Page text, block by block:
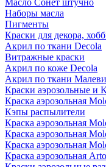
Масло Сонет штучно
Наборы масла
Пигменты
Краски для декора,
Акрил по ткани Decola
Витражные краски
Акрил по коже Decola
Акрил по ткани
Краски аэрозольные и
Краска аэрозольная
Кэпы распылители
Краска аэрозольная
Краска аэрозольная
Краска аэрозольная
Краска аэрозольная